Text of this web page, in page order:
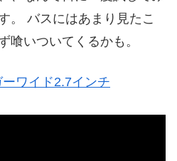
。 バスにはあまり見たこ
喰いついてくるかも。
ワイド2.7インチ